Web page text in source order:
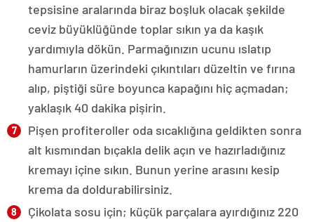
tepsisine aralarında biraz boşluk olacak şekilde
ceviz büyüklüğünde toplar sıkın ya da kaşık
yardımıyla dökün. Parmağınızın ucunu ıslatıp
hamurların üzerindeki çıkıntıları düzeltin ve fırına
alıp, piştiği süre boyunca kapağını hiç açmadan;
yaklaşık 40 dakika pişirin.
Pişen profiteroller oda sıcaklığına geldikten sonra
alt kısmından bıçakla delik açın ve hazırladığınız
kremayı içine sıkın. Bunun yerine arasını kesip
krema da doldurabilirsiniz.
Çikolata sosu için; küçük parçalara ayırdığınız 220